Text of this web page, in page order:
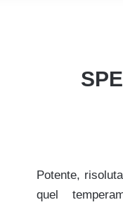
Potente,
quel